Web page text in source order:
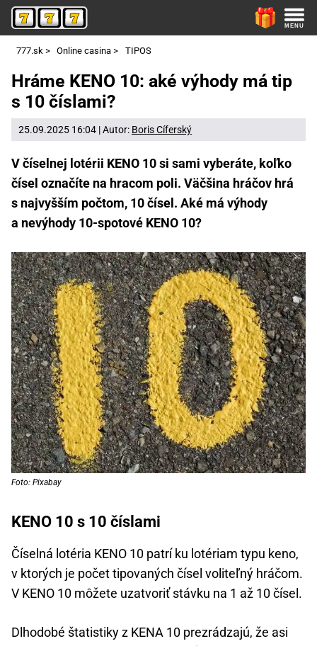
777.sk > Online casina > TIPOS
Hráme KENO 10: aké výhody má tip
s 10 číslami?
25.09.2025 16:04 | Autor: Boris Cíferský
V číselnej lotérii KENO 10 si sami vyberáte, koľko
čísel označíte na hracom poli. Väčšina hráčov hrá
s najvyšším počtom, 10 čísel. Aké má výhody
a nevýhody 10-spotové KENO 10?
Foto: Pixabay
KENO 10 s 10 číslami
Číselná lotéria KENO 10 patrí ku lotériam typu keno,
v ktorých je počet tipovaných čísel voliteľný hráčom.
V KENO 10 môžete uzatvoriť stávku na 1 až 10 čísel.
Dlhodobé štatistiky z KENA 10 prezrádzajú, že asi